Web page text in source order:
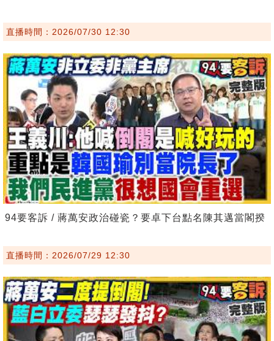
直播時間：2026/07/30 12:30
94要客訴 / 蔣萬安政治碰瓷？要卓下台點名陳其邁當閣揆
直播時間：2026/07/29 12:30